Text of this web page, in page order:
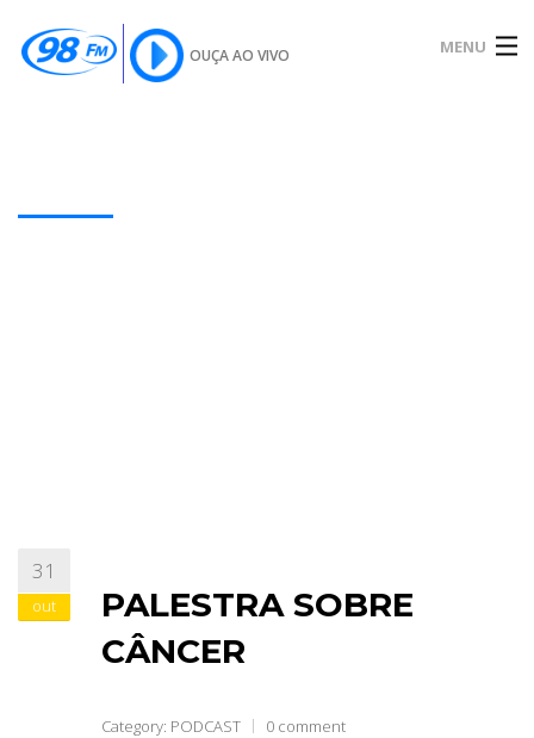
OUÇA AO VIVO MENU
SOBRE
ABRANGÊNCIA
31
out
PALESTRA SOBRE
CÂNCER
Category: PODCAST 0 comment